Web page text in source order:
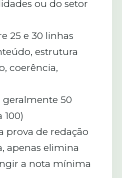
ou do setor
25 e 30 linhas
estrutura
coerência,
50
100)
prova de redação
apenas elimina
a nota mínima